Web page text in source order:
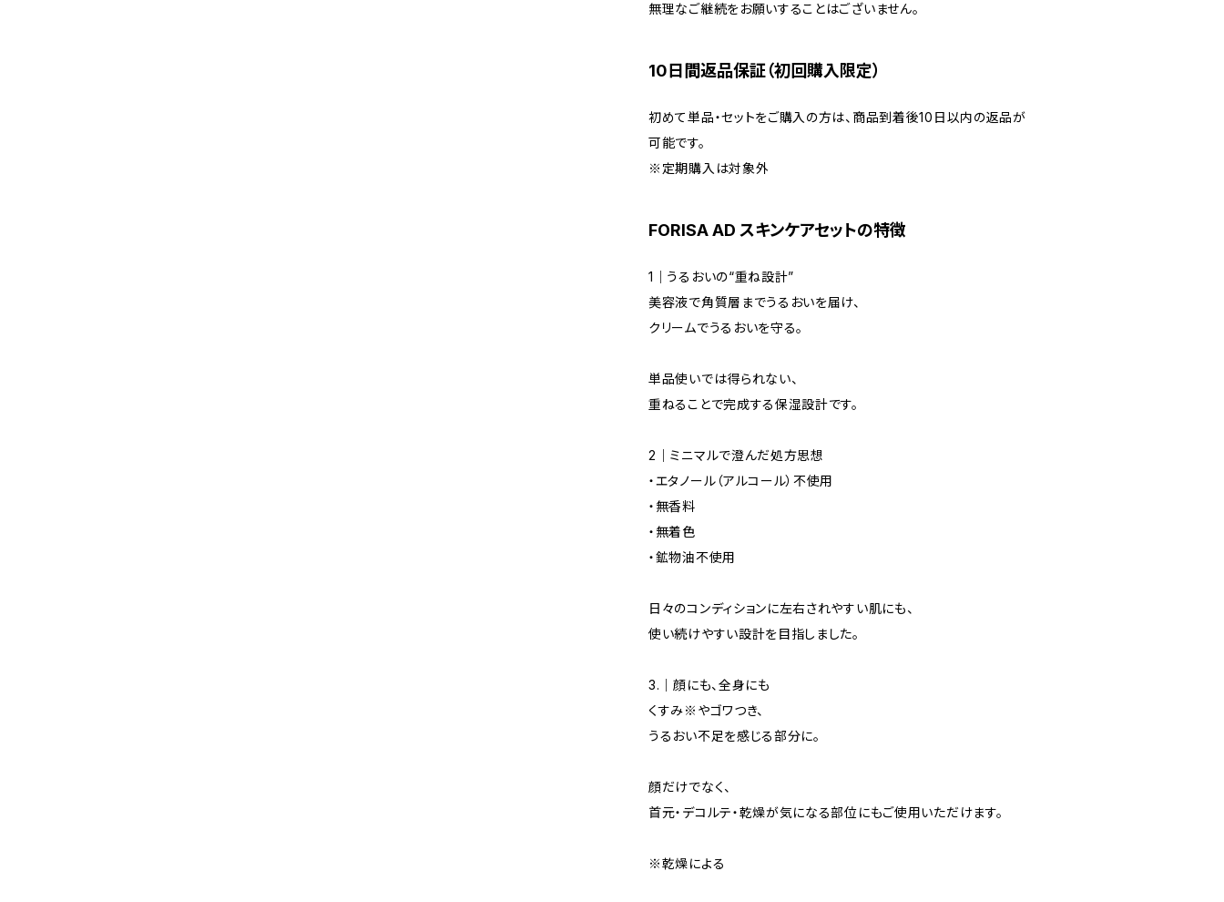
無理なご継続をお願いすることはございません。
10日間返品保証（初回購入限定）
初めて単品・セットをご購入の方は、商品到着後10日以内の返品が
可能です。
※定期購入は対象外
FORISA AD スキンケアセットの特徴
1｜うるおいの“重ね設計”
美容液で角質層までうるおいを届け、
クリームでうるおいを守る。
単品使いでは得られない、
重ねることで完成する保湿設計です。
2｜ミニマルで澄んだ処方思想
・エタノール（アルコール）不使用
・無香料
・無着色
・鉱物油不使用
日々のコンディションに左右されやすい肌にも、
使い続けやすい設計を目指しました。
3.｜顔にも、全身にも
くすみ※やゴワつき、
うるおい不足を感じる部分に。
顔だけでなく、
首元・デコルテ・乾燥が気になる部位にもご使用いただけます。
※乾燥による